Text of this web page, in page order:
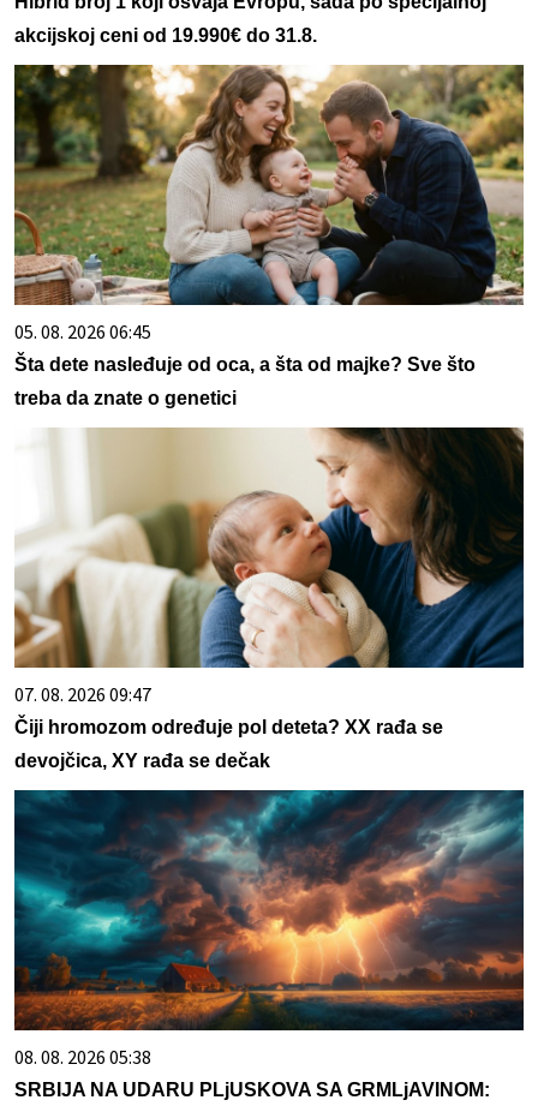
akcijskoj ceni od 19.990€ do 31.8.
05. 08. 2026 06:45
Šta dete nasleđuje od oca, a šta od majke? Sve što
treba da znate o genetici
07. 08. 2026 09:47
Čiji hromozom određuje pol deteta? XX rađa se
devojčica, XY rađa se dečak
08. 08. 2026 05:38
SRBIJA NA UDARU PLjUSKOVA SA GRMLjAVINOM: